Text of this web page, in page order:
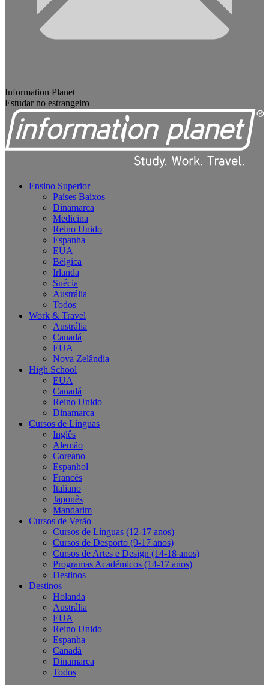
Information Planet
Estudar no estrangeiro
Ensino Superior
Países Baixos
Dinamarca
Medicina
Reino Unido
Espanha
EUA
Bélgica
Irlanda
Suécia
Austrália
Todos
Work & Travel
Austrália
Canadá
EUA
Nova Zelândia
High School
EUA
Canadá
Reino Unido
Dinamarca
Cursos de Línguas
Inglês
Alemão
Coreano
Espanhol
Francês
Italiano
Japonês
Mandarim
Cursos de Verão
Cursos de Línguas (12-17 anos)
Cursos de Desporto (9-17 anos)
Cursos de Artes e Design (14-18 anos)
Programas Académicos (14-17 anos)
Destinos
Destinos
Holanda
Austrália
EUA
Reino Unido
Espanha
Canadá
Dinamarca
Todos